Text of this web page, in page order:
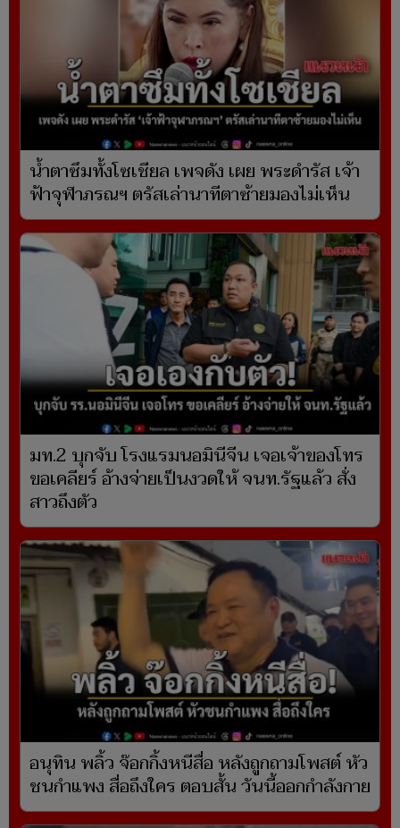
น้ำตาซึมทั้งโซเชียล เพจดัง เผย พระดำรัส เจ้า
ฟ้าจุฬาภรณฯ ตรัสเล่านาทีตาซ้ายมองไม่เห็น
มท.2 บุกจับ โรงแรมนอมินีจีน เจอเจ้าของโทร
ขอเคลียร์ อ้างจ่ายเป็นงวดให้ จนท.รัฐแล้ว สั่ง
สาวถึงตัว
อนุทิน พลิ้ว จ๊อกกิ้งหนีสื่อ หลังถูกถามโพสต์ หัว
ชนกำแพง สื่อถึงใคร ตอบสั้น วันนี้ออกกำลังกาย